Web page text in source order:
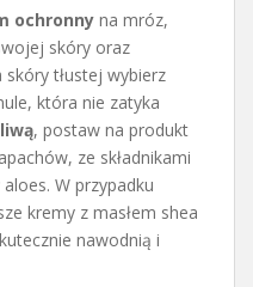
ochronny na mróz,
skóry oraz
tłustej wybierz
która nie zatyka
, postaw na produkt
ze składnikami
W przypadku
kremy z masłem shea
nawodnią i